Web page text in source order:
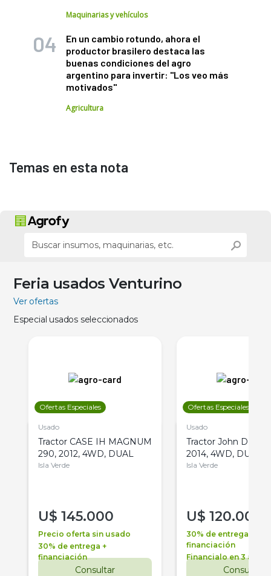
Maquinarias y vehículos
En un cambio rotundo, ahora el
productor brasilero destaca las
buenas condiciones del agro
argentino para invertir: "Los veo más
motivados"
Agricultura
Temas en esta nota
Feria usados Venturino
Ver ofertas
Especial usados seleccionados
Ofertas Especiales
Usado
Tractor CASE IH MAGNUM
290, 2012, 4WD, DUAL
Isla Verde
U$ 145.000
Precio oferta sin usado
30% de entrega +
financiación
Consultar
Ofertas Especiales
Usado
Tractor John Deere
2014, 4WD, DUAL
Isla Verde
U$ 120.000
30% de entrega +
financiación
Financialo en 3 años
Consultar